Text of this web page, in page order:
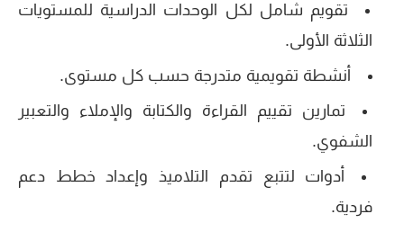
تقويم شامل لكل الوحدات الدراسية للمستويات
الثلاثة الأولى.
أنشطة تقويمية متدرجة حسب كل مستوى.
تمارين تقييم القراءة والكتابة والإملاء والتعبير
الشفوي.
أدوات لتتبع تقدم التلاميذ وإعداد خطط دعم
فردية.